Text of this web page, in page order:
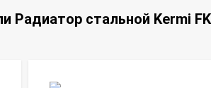
Радиатор стальной Kermi